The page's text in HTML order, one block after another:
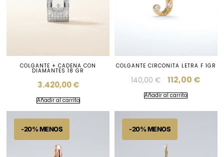
COLGANTE + CADENA CON
DIAMANTES 18 GR
3.420,00€
Añadir al carrito
COLGANTE CIRCONITA LETRA F 1GR
140,00€ 112,00 €
Añadir al carrito